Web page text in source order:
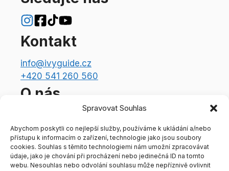
Spravovat Souhlas
Abychom poskytli co nejlepší služby, používáme k ukládání a/nebo
přístupu k informacím o zařízení, technologie jako jsou soubory
cookies. Souhlas s těmito technologiemi nám umožní zpracovávat
údaje, jako je chování při procházení nebo jedinečná ID na tomto
webu. Nesouhlas nebo odvolání souhlasu může nepříznivě ovlivnit
Kontakt
info@ivyguide.cz
+420 541 260 560
O nás
Informace o provozovateli
Ivy Assistant
Právní aspekty